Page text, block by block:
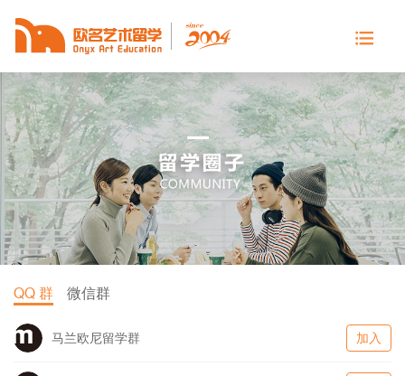
QQ 群 微信群
马兰欧尼留学群 加入